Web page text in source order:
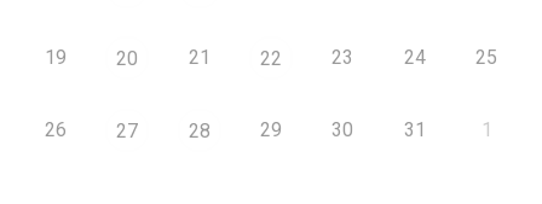
19 20 21 22 23 24 25
26 27 28 29 30 31 1